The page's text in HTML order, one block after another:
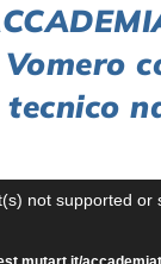
not supported or